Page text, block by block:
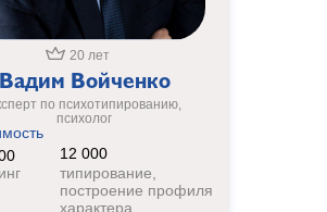
12 000
типирование,
построение профиля
характера
20 лет
по психотипированию,
психолог
Вадим Войченко